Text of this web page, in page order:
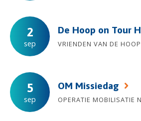
2
sep
De Hoop on Tour
VRIENDEN VAN DE HOOP
5
sep
OM Missiedag
OPERATIE MOBILISATIE